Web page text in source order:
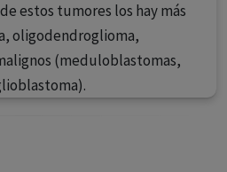
estos tumores los hay más
oligodendroglioma,
(meduloblastomas,